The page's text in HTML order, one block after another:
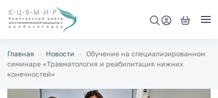
Перейти к содержимому
Главная Новости
Обучение на специализированном
семинаре «Травматология и реабилитация нижних
конечностей»